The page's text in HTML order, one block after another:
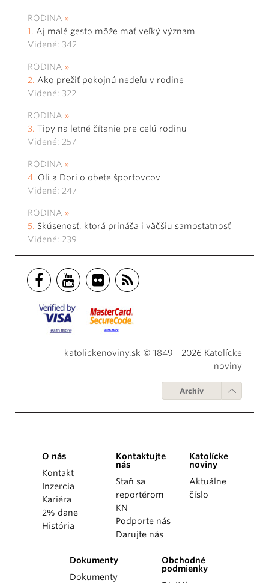
RODINA
Aj malé gesto môže mať veľký význam
Videné: 342
RODINA
Ako prežiť pokojnú nedeľu v rodine
Videné: 322
RODINA
Tipy na letné čítanie pre celú rodinu
Videné: 257
RODINA
Oli a Dori o obete športovcov
Videné: 247
RODINA
Skúsenosť, ktorá prináša i väčšiu samostatnosť
Videné: 239
katolickenoviny.sk © 1849 - 2026 Katolícke
noviny
Archív
O nás
Kontakt
Inzercia
Kariéra
2% dane
História
Kontaktujte
nás
Staň sa
reportérom
KN
Podporte nás
Darujte nás
Katolícke
noviny
Aktuálne
číslo
Dokumenty
Dokumenty
Obchodné
podmienky